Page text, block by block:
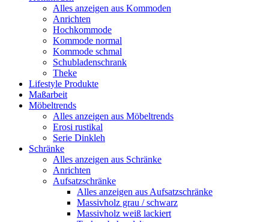
Alles anzeigen aus Kommoden
Anrichten
Hochkommode
Kommode normal
Kommode schmal
Schubladenschrank
Theke
Lifestyle Produkte
Maßarbeit
Möbeltrends
Alles anzeigen aus Möbeltrends
Erosi rustikal
Serie Dinkleh
Schränke
Alles anzeigen aus Schränke
Anrichten
Aufsatzschränke
Alles anzeigen aus Aufsatzschränke
Massivholz grau / schwarz
Massivholz weiß lackiert